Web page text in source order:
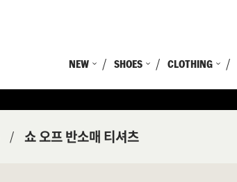
NEW SHOES CLOTHING
쇼 오프 반소매 티셔츠